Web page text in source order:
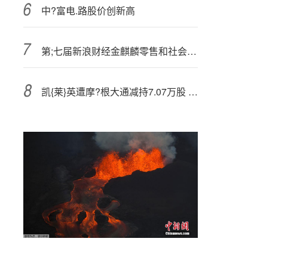
中?富电.路股价创新高
第;七届新浪财经金麒麟零售和社会服务行业菁英分析师：第一名中信建投证券
凯{莱}英遭摩?根大通减持7.07万股 每股作价约84.7港元